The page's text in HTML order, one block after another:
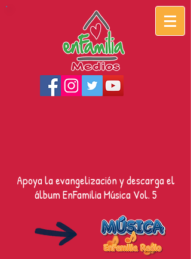
Apoya la evangelización y descarga el
álbum EnFamilia Música Vol. 5